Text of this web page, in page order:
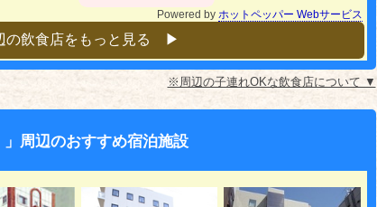
Powered by ホットペッパー Webサービス
の飲食店をもっと見る ▶︎
※周辺の子連れOKな飲食店について ▼
周辺のおすすめ宿泊施設